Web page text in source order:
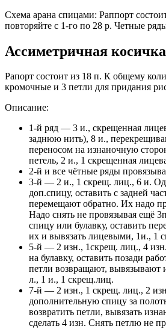
Схема арана спицами: Раппорт
повторяйте с 1-го по 28 р. Четные
Ассиметричная косичка
Рапорт состоит из 18 п. К общему
кромочные и 3 петли для придания
Описание:
1-й ряд — 3 и., скрещенная
заднюю нить), 8 и.,
переносом на изнаночную
петель, 2 и., 1 скрещенная
2-й и все чётные ряды
3-й — 2 и., 1 скрещ. лиц., 6 и.
доп.спицу, оставить с задней
перемещают обратно. Их надо
Надо снять не провязывая ещё
спицу или булавку, оставить
их и вывязать лицевыми, 1и., 1
5-й — 2 изн., 1скрещ. лиц., 4
на булавку, оставить позади
петли возвращают, вывязывают
л., 1 и., 1 скрещ.лиц.
7-й — 2 изн., 1 скрещ. лиц., 2
дополнительную спицу за
возвратить петли, вывязать
сделать 4 изн. Снять петлю не